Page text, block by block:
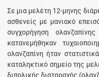
Σε μια μελέτη 12-μηνης
ασθενείς με μανιακό
συγχορήγηση
κατανεμήθηκαν
ολανζαπίνη ήταν
καταληκτικό σημείο της
διπολικής διαταραχής